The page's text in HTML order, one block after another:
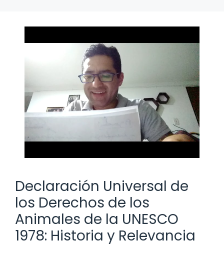
Declaración Universal de
los Derechos de los
Animales de la UNESCO
1978: Historia y Relevancia